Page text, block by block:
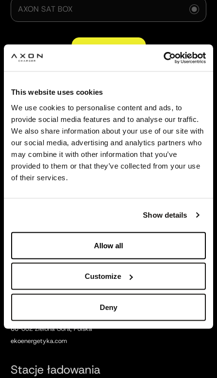
This website uses cookies
We use cookies to personalise content and ads, to
provide social media features and to analyse our traffic.
We also share information about your use of our site with
our social media, advertising and analytics partners who
may combine it with other information that you’ve
provided to them or that they’ve collected from your use
of their services.
Show details
Allow all
Customize
Deny
AXON SAT BOX
Jesteśmy tu,by pomóc
Masz pytania dotyczące rozwiązań w zakresie
ładowania? Skontaktuj się z naszym
międzynarodowym zespołem.
Siedziba główna:
66-002 Zielona Góra, Polska
ekoenergetyka.com
Stacje ładowania